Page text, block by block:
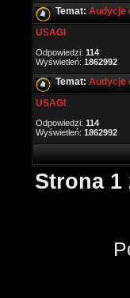
Temat: Audycje
USAGI
Odpowiedzi: 114
Wyświetleń: 1862992
Temat: Audycje
USAGI
Odpowiedzi: 114
Wyświetleń: 1862992
Strona 1